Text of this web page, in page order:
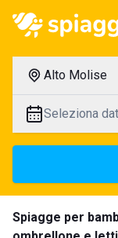
Alto Molise
Seleziona
Spiagge per